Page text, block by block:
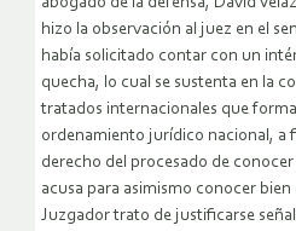
hizo la observación al juez en el
había solicitado contar con un
quecha, lo cual se sustenta en la
tratados internacionales que
ordenamiento jurídico nacional, a
derecho del procesado de
acusa para asimismo conocer bien
Juzgador trato de justificarse